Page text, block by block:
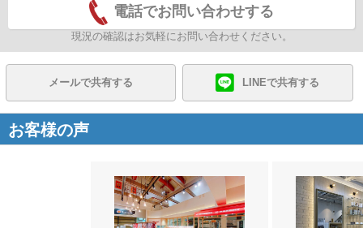
電話でお問い合わせする
現況の確認はお気軽にお問い合わせください。
メールで共有する LINEで共有する
お客様の声